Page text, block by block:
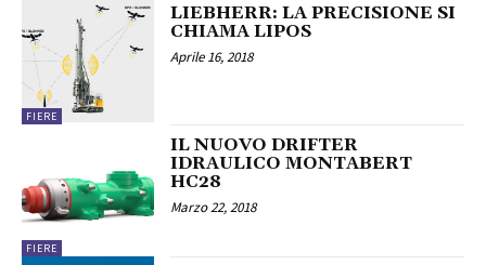
FIERE
LIEBHERR: LA PRECISIONE SI
CHIAMA LIPOS
Aprile 16, 2018
FIERE
IL NUOVO DRIFTER
IDRAULICO MONTABERT
HC28
Marzo 22, 2018